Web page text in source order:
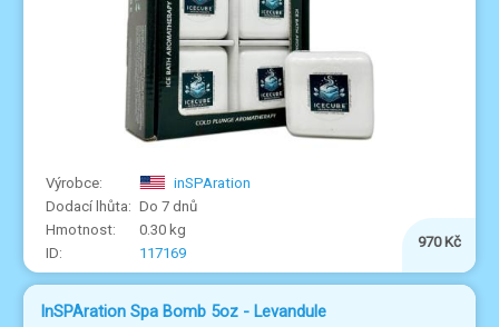
inSPAration
Do 7 dnů
0.30 kg
117169
970 Kč
InSPAration Spa Bomb 5oz - Levandule